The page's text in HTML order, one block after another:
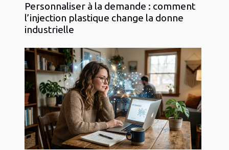
Personnaliser à la demande : comment
l’injection plastique change la donne
industrielle